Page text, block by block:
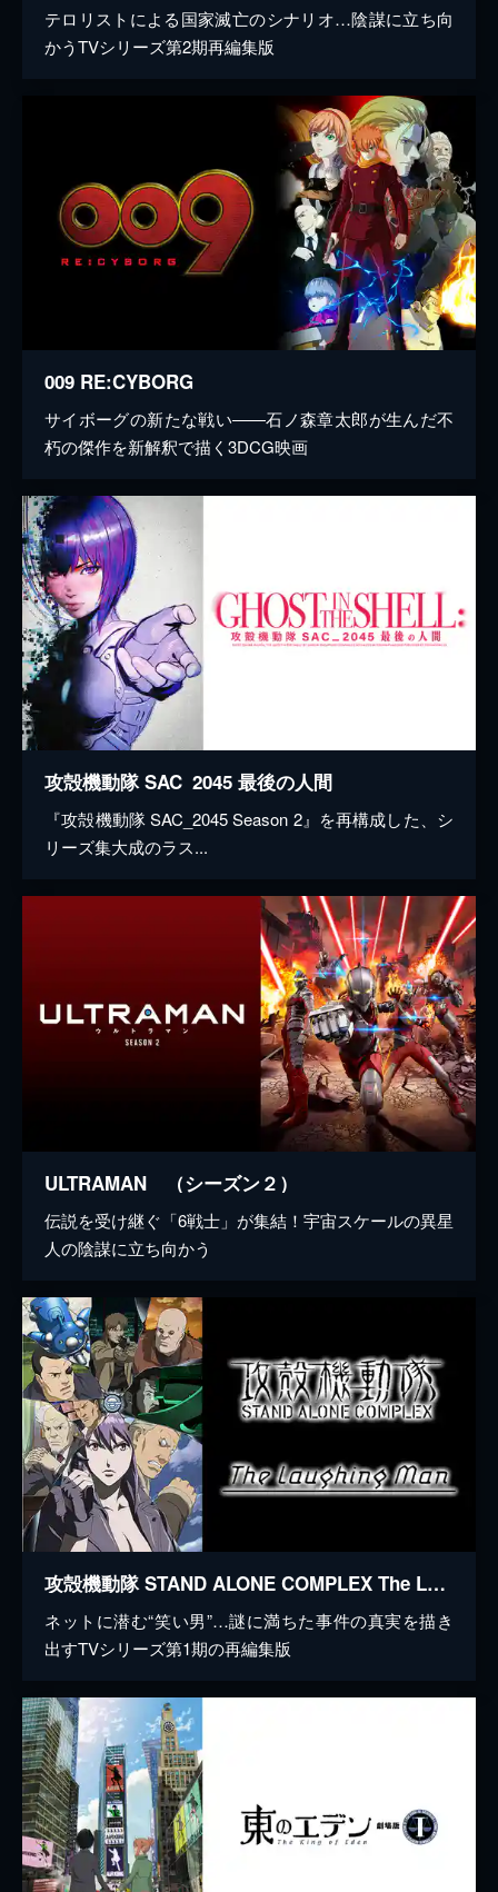
テロリストによる国家滅亡のシナリオ…陰謀に立ち向
かうTVシリーズ第2期再編集版
009 RE:CYBORG
サイボーグの新たな戦い――石ノ森章太郎が生んだ不
朽の傑作を新解釈で描く3DCG映画
攻殻機動隊 SAC_2045 最後の人間
『攻殻機動隊 SAC_2045 Season 2』を再構成した、シ
リーズ集大成のラス...
ULTRAMAN （シーズン２）
伝説を受け継ぐ「6戦士」が集結！宇宙スケールの異星
人の陰謀に立ち向かう
攻殻機動隊 STAND ALONE COMPLEX The Laughing Man
ネットに潜む“笑い男”…謎に満ちた事件の真実を描き
出すTVシリーズ第1期の再編集版